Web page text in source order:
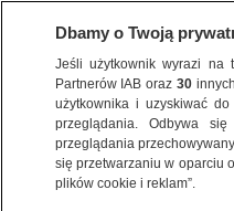
ŚWIAT
Dbamy o Twoją
Jeśli użytkownik wyrazi
Partnerów IAB oraz30
użytkownika i uzyskiwać
przeglądania. Odbywa
przeglądania
się przetwarzaniu w oparciu
plików cookie i reklam”.